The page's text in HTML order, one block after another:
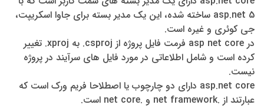
asp.net 5 ساخته شده، این یک مدیر بسته برای جاوا اسکریپت،
جی کوئری و غیره است.
در asp net core فرمت فایل پروژه از csproj. به xproj. تغییر
کرده است و شامل اطلاعاتی در مورد فایل های سرآیند در پروژه
نیست.
asp.net core دارای دو چارچوب یا اصطلاحا فریم ورک است که
عبارتند از .net framework و .net core است.